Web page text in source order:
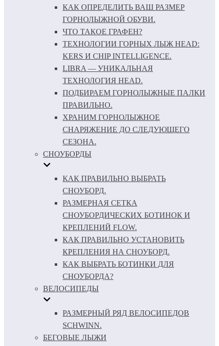
КАК ОПРЕДЕЛИТЬ ВАШ РАЗМЕР
ГОРНОЛЫЖНОЙ ОБУВИ.
ЧТО ТАКОЕ ГРАФЕН?
ТЕХНОЛОГИИ ГОРНЫХ ЛЫЖ HEAD:
KERS И CHIP INTELLIGENCE.
LIBRA — УНИКАЛЬНАЯ
ТЕХНОЛОГИЯ HEAD.
ПОДБИРАЕМ ГОРНОЛЫЖНЫЕ ПАЛКИ
ПРАВИЛЬНО.
ХРАНИМ ГОРНОЛЫЖНОЕ
СНАРЯЖЕНИЕ ДО СЛЕДУЮЩЕГО
СЕЗОНА.
СНОУБОРДЫ
КАК ПРАВИЛЬНО ВЫБРАТЬ
СНОУБОРД.
РАЗМЕРНАЯ СЕТКА
СНОУБОРДИЧЕСКИХ БОТИНОК И
КРЕПЛЕНИЙ FLOW.
КАК ПРАВИЛЬНО УСТАНОВИТЬ
КРЕПЛЕНИЯ НА СНОУБОРД.
КАК ВЫБРАТЬ БОТИНКИ ДЛЯ
СНОУБОРДА?
ВЕЛОСИПЕДЫ
РАЗМЕРНЫЙ РЯД ВЕЛОСИПЕДОВ
SCHWINN.
БЕГОВЫЕ ЛЫЖИ